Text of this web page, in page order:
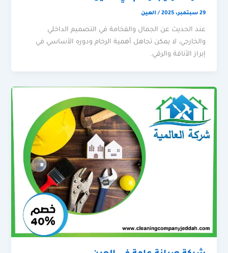
29 سبتمبر، 2025 / العين
عند الحديث عن الجمال والفخامة في التصميم الداخلي
والخارجي، لا يمكن تجاهل أهمية الرخام ودوره الأساسي في
إبراز الأناقة والرقي.